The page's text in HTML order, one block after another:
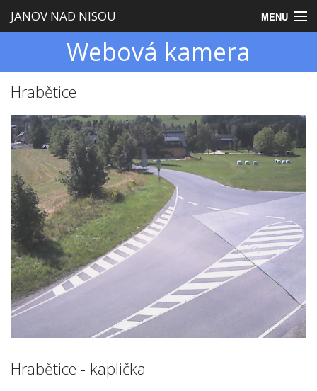
JANOV NAD NISOU MENU
Obec
Turistika
Webová kamera
Hrabětice
Hrabětice - kaplička